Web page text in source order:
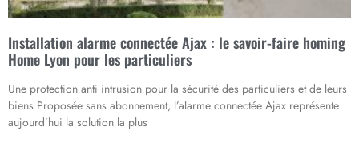
Installation alarme connectée Ajax : le savoir-faire homing
Home Lyon pour les particuliers
Une protection anti intrusion pour la sécurité des particuliers et de leurs
biens Proposée sans abonnement, l’alarme connectée Ajax représente
aujourd’hui la solution la plus